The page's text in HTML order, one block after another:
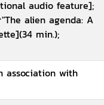
audio feature];
alien agenda: A
min.);
association with